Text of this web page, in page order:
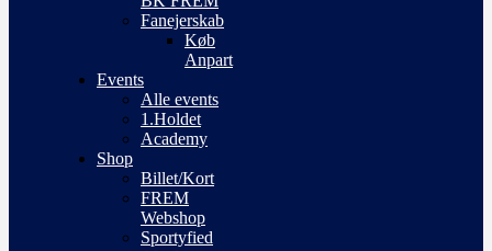
Fanejerskab
Køb
Anpart
Events
Alle events
1.Holdet
Academy
Shop
Billet/Kort
FREM
Webshop
Sportyfied